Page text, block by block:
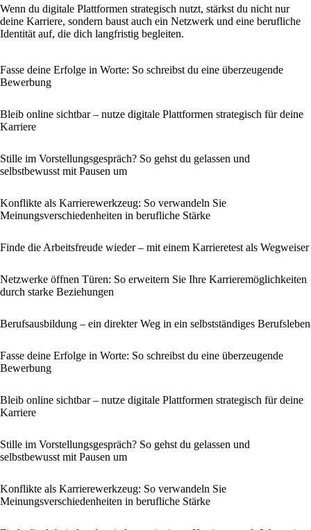
Wenn du digitale Plattformen strategisch nutzt, stärkst du nicht nur
deine Karriere, sondern baust auch ein Netzwerk und eine berufliche
Identität auf, die dich langfristig begleiten.
Fasse deine Erfolge in Worte: So schreibst du eine überzeugende
Bewerbung
Bleib online sichtbar – nutze digitale Plattformen strategisch für deine
Karriere
Stille im Vorstellungsgespräch? So gehst du gelassen und
selbstbewusst mit Pausen um
Konflikte als Karrierewerkzeug: So verwandeln Sie
Meinungsverschiedenheiten in berufliche Stärke
Finde die Arbeitsfreude wieder – mit einem Karrieretest als Wegweiser
Netzwerke öffnen Türen: So erweitern Sie Ihre Karrieremöglichkeiten
durch starke Beziehungen
Berufsausbildung – ein direkter Weg in ein selbstständiges Berufsleben
Fasse deine Erfolge in Worte: So schreibst du eine überzeugende
Bewerbung
Bleib online sichtbar – nutze digitale Plattformen strategisch für deine
Karriere
Stille im Vorstellungsgespräch? So gehst du gelassen und
selbstbewusst mit Pausen um
Konflikte als Karrierewerkzeug: So verwandeln Sie
Meinungsverschiedenheiten in berufliche Stärke